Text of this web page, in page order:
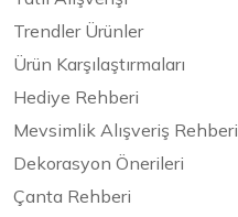
Trendler Ürünler
Ürün Karşılaştırmaları
Hediye Rehberi
Mevsimlik Alışveriş Rehberi
Dekorasyon Önerileri
Çanta Rehberi